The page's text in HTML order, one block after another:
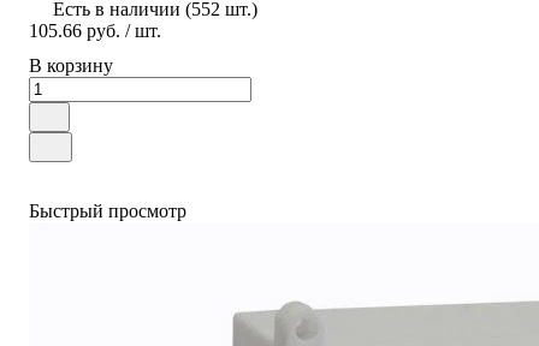
Есть в наличии (552 шт.)
105.66 руб. / шт.
В корзину
Быстрый просмотр